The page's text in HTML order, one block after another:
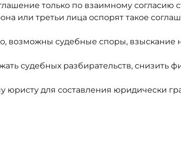
только по взаимному согласию
или третьи лица оспорят такое
возможны судебные споры, взыскание
судебных разбирательств, снизить
юристу для составления юридически